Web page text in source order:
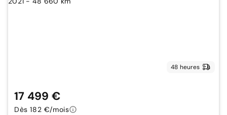
48 heures
17 499 €
Dès 182 €/mois